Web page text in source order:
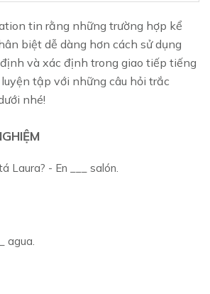
tin rằng những trường hợp kể
biệt dễ dàng hơn cách sử dụng
và xác định trong giao tiếp tiếng
tập với những câu hỏi trắc
nhé!
Laura? - En ___ salón.
agua.